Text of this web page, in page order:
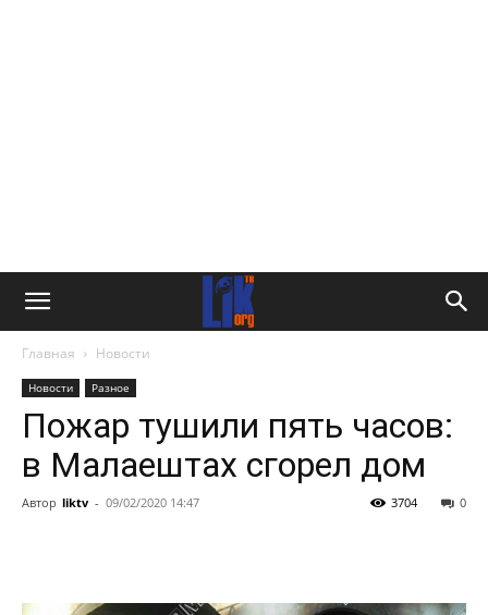
Главная Новости
Новости Разное
Пожар тушили пять часов:
в Малаештах сгорел дом
Автор liktv - 09/02/2020 14:47 0
3704